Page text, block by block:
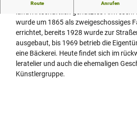
Route Anrufen
wurde um 1865 als zweigeschossiges
errichtet, bereits 1928 wurde zur
ausge­baut, bis 1969 betrieb die
eine Bäckerei. Heute findet sich im
leratelier und auch die ehemaligen
Künstlergruppe.